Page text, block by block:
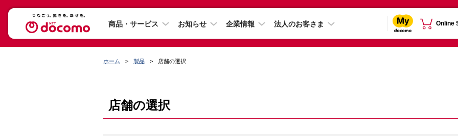
商品・サービス お知らせ 企業情報 法人のお客さま Online
ホーム 製品 店舗の選択
店舗の選択